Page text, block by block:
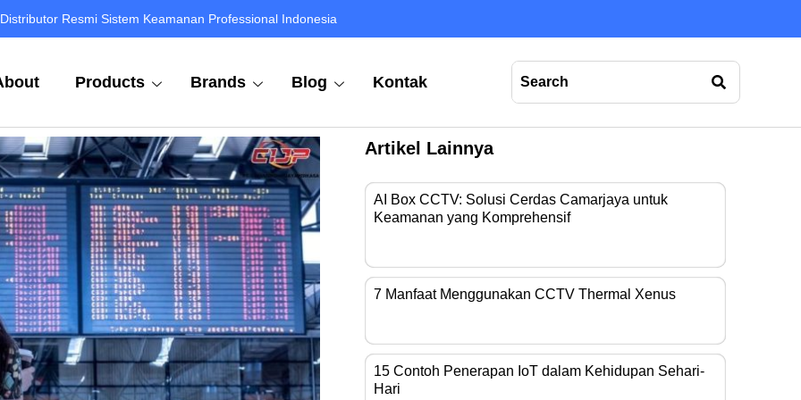
Distributor Resmi Sistem Keamanan Professional Indonesia
Products Brands Blog Kontak
Artikel Lainnya
AI Box CCTV: Solusi Cerdas Camarjaya untuk
Keamanan yang Komprehensif
7 Manfaat Menggunakan CCTV Thermal Xenus
15 Contoh Penerapan IoT dalam Kehidupan Sehari-
Hari